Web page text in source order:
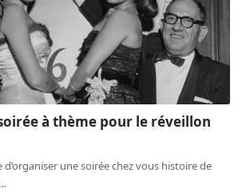
à thème pour le réveillon
d’organiser une soirée chez vous histoire de
…